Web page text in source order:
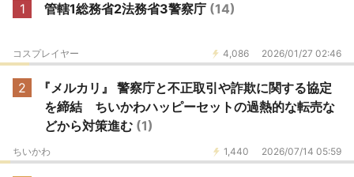
1 管轄1総務省2法務省3警察庁 (14)
4,086 2026/01/27 02:46
コスプレイヤー
2
『メルカリ』 警察庁と不正取引や詐欺に関する協定
を締結 ちいかわハッピーセットの過熱的な転売な
どから対策進む (1)
1,440 2026/07/14 05:59
ちいかわ